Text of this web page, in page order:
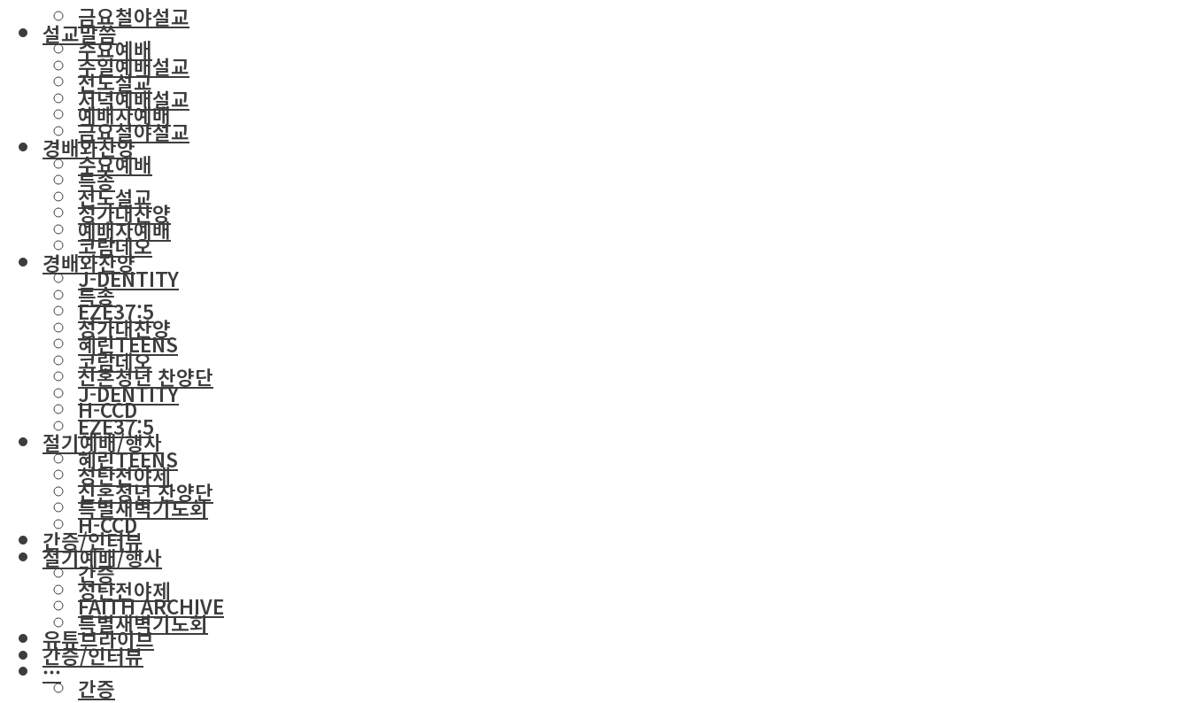
금요철야설교
수요예배
전도설교
예배자예배
경배와찬양
특송
성가대찬양
코람데오
J-DENTITY
EZE37:5
혜린TEENS
신혼청년 찬양단
H-CCD
절기예배/행사
성탄전야제
특별새벽기도회
간증/인터뷰
간증
FAITH ARCHIVE
유튜브라이브
···
설교말씀
주일예배설교
저녁예배설교
금요철야설교
수요예배
전도설교
예배자예배
경배와찬양
특송
성가대찬양
코람데오
J-DENTITY
EZE37:5
혜린TEENS
신혼청년 찬양단
H-CCD
절기예배/행사
성탄전야제
특별새벽기도회
간증/인터뷰
간증